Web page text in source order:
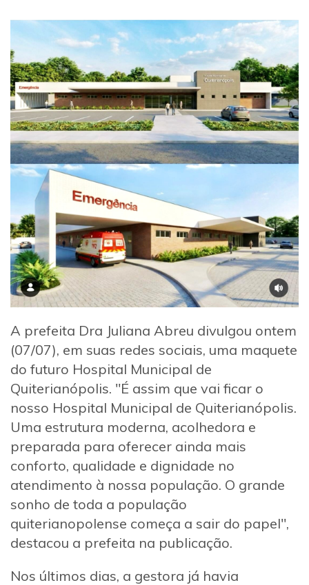
A prefeita Dra Juliana Abreu divulgou ontem
(07/07), em suas redes sociais, uma maquete
do futuro Hospital Municipal de
Quiterianópolis. "É assim que vai ficar o
nosso Hospital Municipal de Quiterianópolis.
Uma estrutura moderna, acolhedora e
preparada para oferecer ainda mais
conforto, qualidade e dignidade no
atendimento à nossa população. O grande
sonho de toda a população
quiterianopolense começa a sair do papel",
destacou a prefeita na publicação.
Nos últimos dias, a gestora já havia